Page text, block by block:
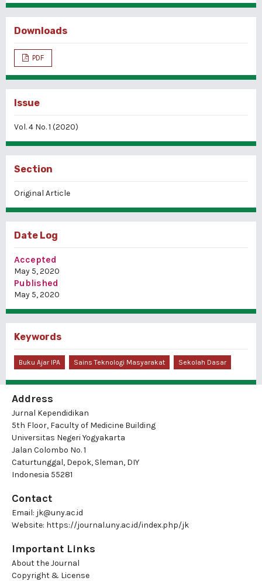
Downloads
PDF
Issue
Vol. 4 No. 1 (2020)
Section
Original Article
Date Log
Accepted
May 5, 2020
Published
May 5, 2020
Keywords
Buku Ajar IPA Sains Teknologi Masyarakat Sekolah Dasar
Address
Jurnal Kependidikan
5th Floor, Faculty of Medicine Building
Universitas Negeri Yogyakarta
Jalan Colombo No. 1
Caturtunggal, Depok, Sleman, DIY
Indonesia 55281
Contact
Email: jk@uny.ac.id
Website: https://journal.uny.ac.id/index.php/jk
Important Links
About the Journal
Copyright & License